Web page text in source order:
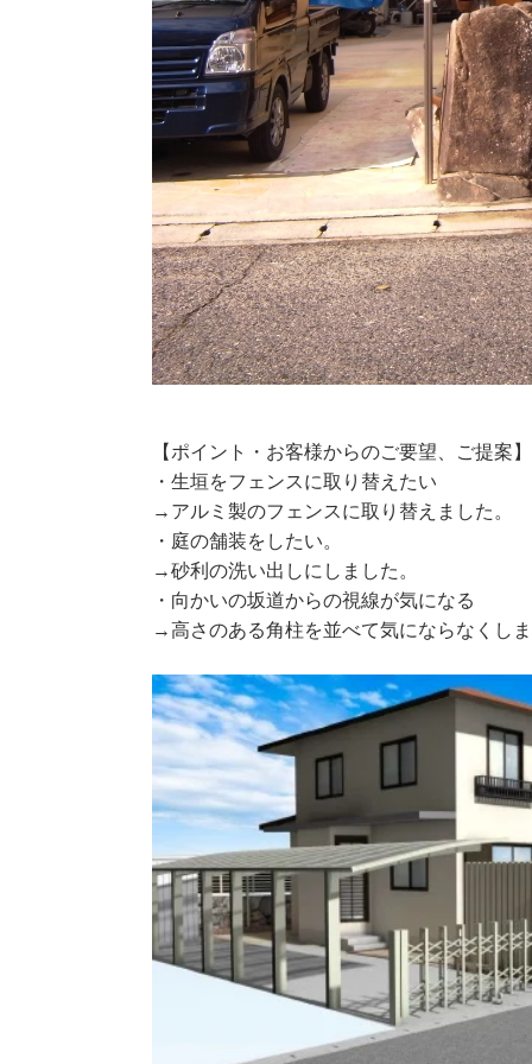
【ポイント・お客様からのご要望、ご提案】
・生垣をフェンスに取り替えたい
→アルミ製のフェンスに取り替えました。
・庭の舗装をしたい。
→砂利の洗い出しにしました。
・向かいの坂道からの視線が気になる
→高さのある角柱を並べて気にならなくし